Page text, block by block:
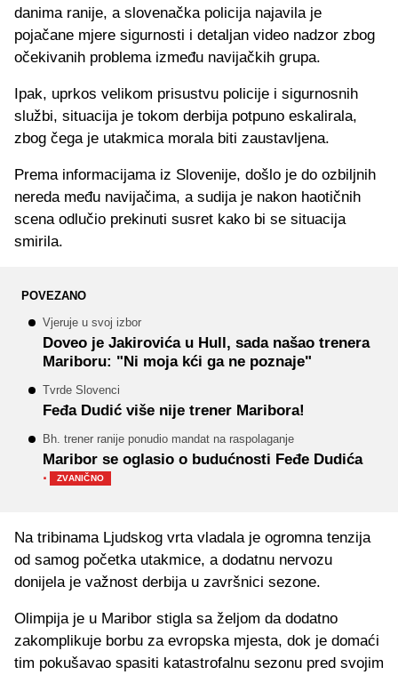
danima ranije, a slovenačka policija najavila je
pojačane mjere sigurnosti i detaljan video nadzor zbog
očekivanih problema između navijačkih grupa.
Ipak, uprkos velikom prisustvu policije i sigurnosnih
službi, situacija je tokom derbija potpuno eskalirala,
zbog čega je utakmica morala biti zaustavljena.
Prema informacijama iz Slovenije, došlo je do ozbiljnih
nereda među navijačima, a sudija je nakon haotičnih
scena odlučio prekinuti susret kako bi se situacija
smirila.
POVEZANO
Vjeruje u svoj izbor
Doveo je Jakirovića u Hull, sada našao trenera
Mariboru: "Ni moja kći ga ne poznaje"
Tvrde Slovenci
Feđa Dudić više nije trener Maribora!
Bh. trener ranije ponudio mandat na raspolaganje
Maribor se oglasio o budućnosti Feđe Dudića
· ZVANIČNO
Na tribinama Ljudskog vrta vladala je ogromna tenzija
od samog početka utakmice, a dodatnu nervozu
donijela je važnost derbija u završnici sezone.
Olimpija je u Maribor stigla sa željom da dodatno
zakomplikuje borbu za evropska mjesta, dok je domaći
tim pokušavao spasiti katastrofalnu sezonu pred svojim